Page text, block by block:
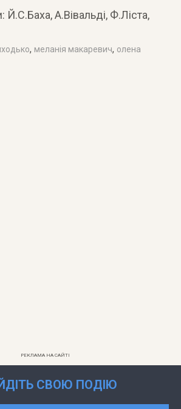
Й.С.Баха, А.Вівальді, Ф.Ліста,
, меланія макаревич, олена
РЕКЛАМА НА САЙТІ
СВОЮ ПОДІЮ